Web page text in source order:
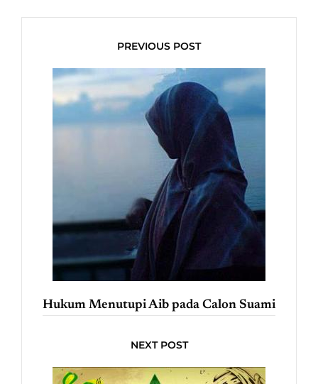
PREVIOUS POST
Hukum Menutupi Aib pada Calon Suami
NEXT POST